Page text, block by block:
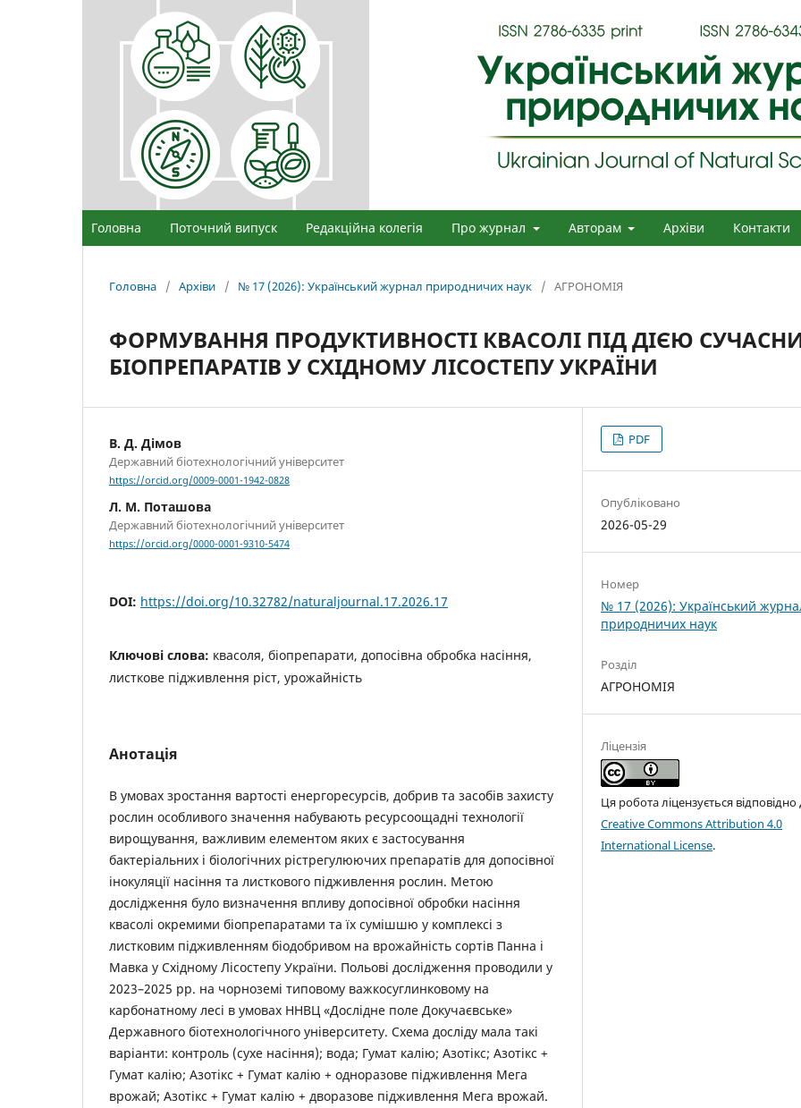
Головна Поточний випуск Редакційна колегія Про журнал Авторам Архіви Контакти
Головна / Архіви / № 17 (2026): Український журнал природничих наук / АГРОНОМІЯ
ФОРМУВАННЯ ПРОДУКТИВНОСТІ КВАСОЛІ ПІД ДІЄЮ
БІОПРЕПАРАТІВ У СХІДНОМУ ЛІСОСТЕПУ УКРАЇНИ
В. Д. Дімов
Державний біотехнологічний університет
https://orcid.org/0009-0001-1942-0828
Л. М. Поташова
Державний біотехнологічний університет
https://orcid.org/0000-0001-9310-5474
DOI: https://doi.org/10.32782/naturaljournal.17.2026.17
Ключові слова: квасоля, біопрепарати, допосівна обробка насіння,
листкове підживлення ріст, урожайність
Анотація
В умовах зростання вартості енергоресурсів, добрив та засобів захисту
рослин особливого значення набувають ресурсоощадні технології
вирощування, важливим елементом яких є застосування
бактеріальних і біологічних рістрегулюючих препаратів для допосівної
інокуляції насіння та листкового підживлення рослин. Метою
дослідження було визначення впливу допосівної обробки насіння
квасолі окремими біопрепаратами та їх сумішшю у комплексі з
листковим підживленням біодобривом на врожайність сортів Панна і
Мавка у Східному Лісостепу України. Польові дослідження проводили у
2023–2025 рр. на чорноземі типовому важкосуглинковому на
карбонатному лесі в умовах ННВЦ «Дослідне поле Докучаєвське»
Державного біотехнологічного університету. Схема досліду мала такі
варіанти: контроль (сухе насіння); вода; Гумат калію; Азотікс; Азотікс +
Гумат калію; Азотікс + Гумат калію + одноразове підживлення Мега
врожай; Азотікс + Гумат калію + дворазове підживлення Мега врожай.
PDF
Опубліковано
2026-05-29
Номер
№ 17 (2026): Український
природничих наук
Розділ
АГРОНОМІЯ
Ліцензія
Ця робота ліцензується відповідно
Creative Commons Attribution 4.0
International License.